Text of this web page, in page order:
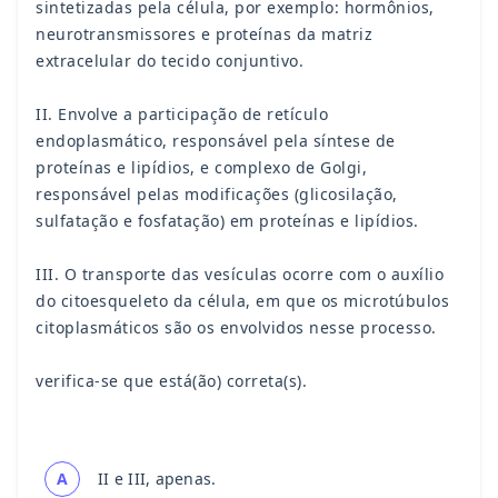
sintetizadas pela célula, por exemplo: hormônios,
neurotransmissores e proteínas da matriz
extracelular do tecido conjuntivo.
II. Envolve a participação de retículo
endoplasmático, responsável pela síntese de
proteínas e lipídios, e complexo de Golgi,
responsável pelas modificações (glicosilação,
sulfatação e fosfatação) em proteínas e lipídios.
III. O transporte das vesículas ocorre com o auxílio
do citoesqueleto da célula, em que os microtúbulos
citoplasmáticos são os envolvidos nesse processo.
verifica-se que está(ão) correta(s).
A II e III, apenas.